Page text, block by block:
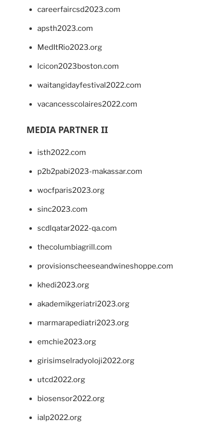
careerfaircsd2023.com
apsth2023.com
MedItRio2023.org
lcicon2023boston.com
waitangidayfestival2022.com
vacancesscolaires2022.com
MEDIA PARTNER II
isth2022.com
p2b2pabi2023-makassar.com
wocfparis2023.org
sinc2023.com
scdlqatar2022-qa.com
thecolumbiagrill.com
provisionscheeseandwineshoppe.com
khedi2023.org
akademikgeriatri2023.org
marmarapediatri2023.org
emchie2023.org
girisimselradyoloji2022.org
utcd2022.org
biosensor2022.org
ialp2022.org